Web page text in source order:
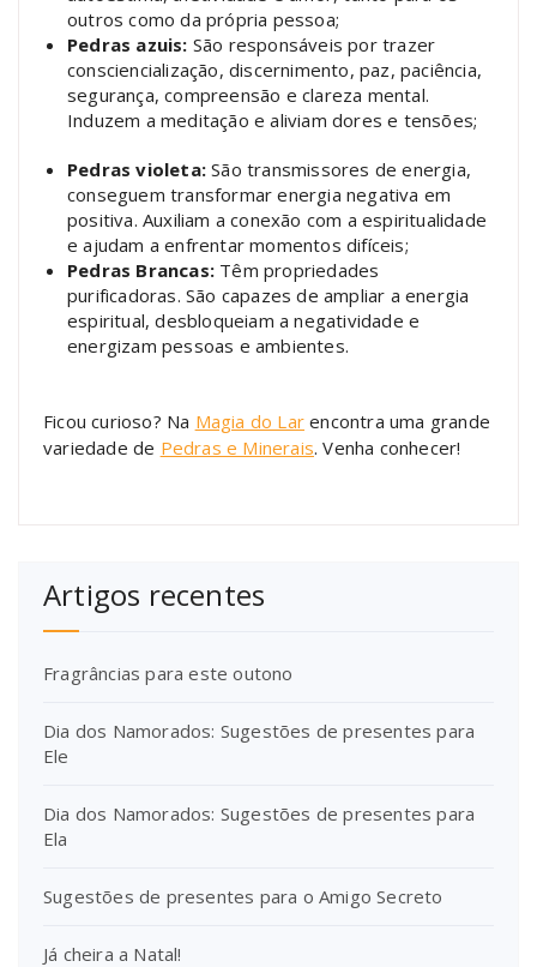
outros como da própria pessoa;
Pedras azuis: São responsáveis por trazer
consciencialização, discernimento, paz, paciência,
segurança, compreensão e clareza mental.
Induzem a meditação e aliviam dores e tensões;
Pedras violeta: São transmissores de energia,
conseguem transformar energia negativa em
positiva. Auxiliam a conexão com a espiritualidade
e ajudam a enfrentar momentos difíceis;
Pedras Brancas: Têm propriedades
purificadoras. São capazes de ampliar a energia
espiritual, desbloqueiam a negatividade e
energizam pessoas e ambientes.
Ficou curioso? Na Magia do Lar encontra uma grande
variedade de Pedras e Minerais. Venha conhecer!
Artigos recentes
Fragrâncias para este outono
Dia dos Namorados: Sugestões de presentes para
Ele
Dia dos Namorados: Sugestões de presentes para
Ela
Sugestões de presentes para o Amigo Secreto
Já cheira a Natal!